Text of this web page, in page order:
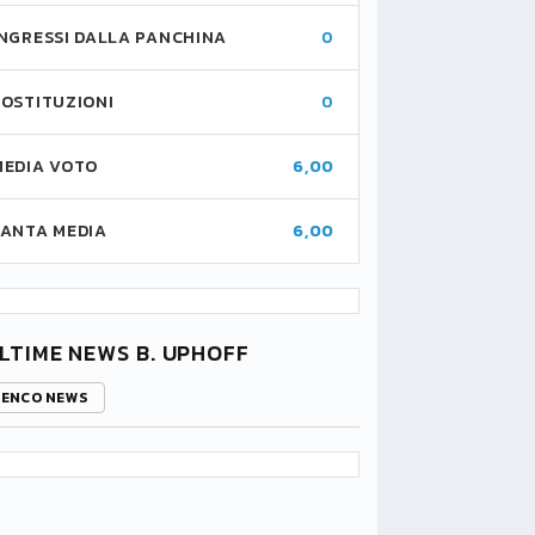
DALLA PANCHINA 0
0
VOTO 6,00
MEDIA 6,00
NEWS B. UPHOFF
NEWS